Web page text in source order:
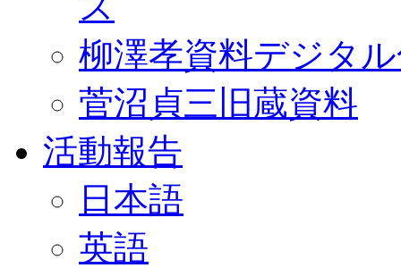
柳澤孝資料デジタ
菅沼貞三旧蔵資料
活動報告
日本語
英語